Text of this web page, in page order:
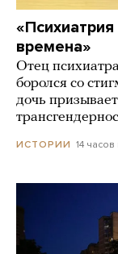
времена»
Отец
боролся со
дочь
ИСТОРИИ 14 часов